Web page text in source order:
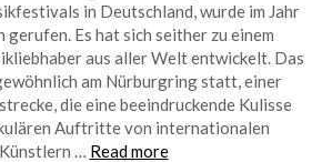
in Deutschland, wurde im Jahr
gerufen. Es hat sich seither zu einem
aus aller Welt entwickelt. Das
am Nürburgring statt, einer
die eine beeindruckende Kulisse
Auftritte von internationalen
Künstlern … Read more